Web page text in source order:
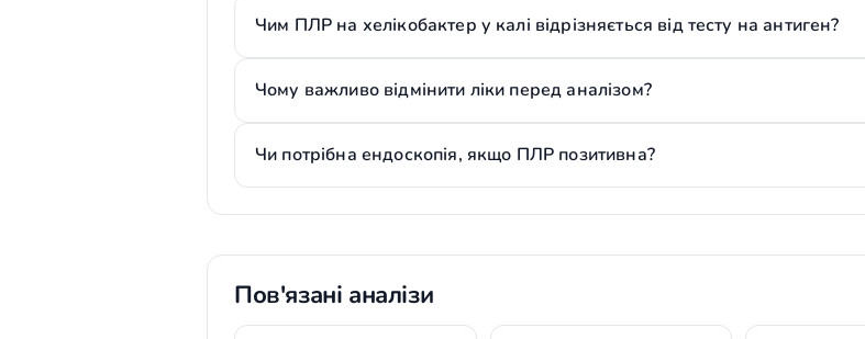
Чим ПЛР на хелікобактер у калі відрізняється від тесту на антиген?
Чому важливо відмінити ліки перед аналізом?
Чи потрібна ендоскопія, якщо ПЛР позитивна?
Пов'язані аналізи